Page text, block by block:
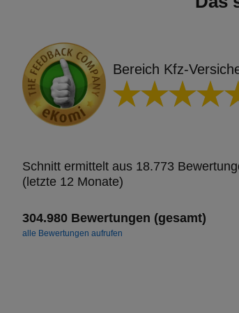
Bereich Kfz-
Schnitt ermittelt aus 18.773
(letzte 12 Monate)
304.980 Bewertungen (gesamt)
alle Bewertungen aufrufen